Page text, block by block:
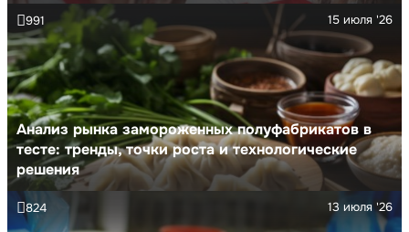
Анализ рынка замороженных полуфабрикатов в
тесте: тренды, точки роста и технологические
решения
15 июля '26
991
13 июля '26
824